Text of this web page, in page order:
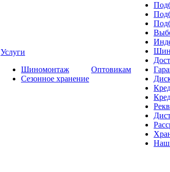
Услуги
Шиномонтаж
Сезонное хранение
Оптовикам
Наш